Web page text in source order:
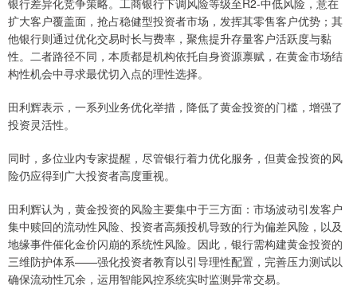
银行差异化竞争策略。工商银行下调风险等级至R2-中低风险，意在
扩大客户覆盖面，抢占稳健型投资者市场，发挥其零售客户优势；其
他银行则通过优化交易时长与费率，聚焦提升存量客户活跃度与黏
性。二者路径不同，本质都是机构依托自身资源禀赋，在黄金市场结
构性机会中寻求最优切入点的理性选择。
田利辉表示，一系列业务优化举措，降低了黄金投资的门槛，增强了
投资灵活性。
同时，多位业内专家提醒，尽管银行着力优化服务，但黄金投资的风
险仍应得到广大投资者高度重视。
田利辉认为，黄金投资的风险主要集中于三方面：市场波动引发客户
集中赎回的流动性风险、投资者高频投机导致的行为偏差风险，以及
地缘事件催化金价闪崩的系统性风险。因此，银行需构建黄金投资的
三维防护体系——强化投资者教育以引导理性配置，完善压力测试以
确保流动性冗余，运用智能风控系统实时监测异常交易。